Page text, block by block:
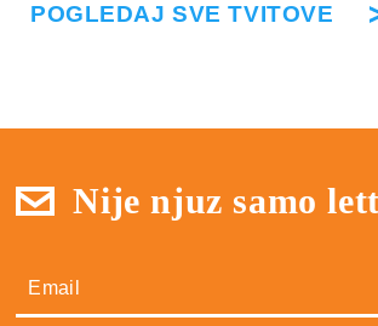
POGLEDAJ SVE TVITOVE
Nije njuz samo